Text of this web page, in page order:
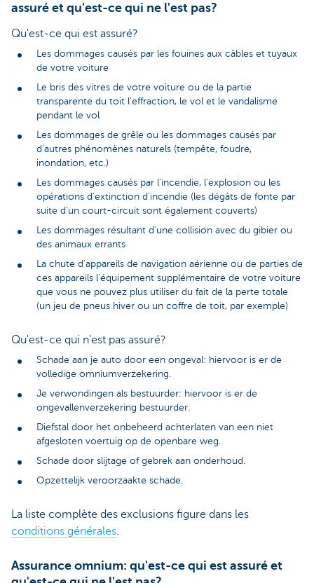
assuré et qu'est-ce qui ne l'est pas?
Qu'est-ce qui est assuré?
Les dommages causés par les fouines aux câbles et tuyaux
de votre voiture
Le bris des vitres de votre voiture ou de la partie
transparente du toit l'effraction, le vol et le vandalisme
pendant le vol
Les dommages de grêle ou les dommages causés par
d'autres phénomènes naturels (tempête, foudre,
inondation, etc.)
Les dommages causés par l'incendie, l'explosion ou les
opérations d'extinction d'incendie (les dégâts de fonte par
suite d'un court-circuit sont également couverts)
Les dommages résultant d'une collision avec du gibier ou
des animaux errants
La chute d'appareils de navigation aérienne ou de parties de
ces appareils l'équipement supplémentaire de votre voiture
que vous ne pouvez plus utiliser du fait de la perte totale
(un jeu de pneus hiver ou un coffre de toit, par exemple)
Qu'est-ce qui n'est pas assuré?
Schade aan je auto door een ongeval: hiervoor is er de
volledige omniumverzekering.
Je verwondingen als bestuurder: hiervoor is er de
ongevallenverzekering bestuurder.
Diefstal door het onbeheerd achterlaten van een niet
afgesloten voertuig op de openbare weg.
Schade door slijtage of gebrek aan onderhoud.
Opzettelijk veroorzaakte schade.
La liste complète des exclusions figure dans les
conditions générales.
Assurance omnium: qu'est-ce qui est assuré et